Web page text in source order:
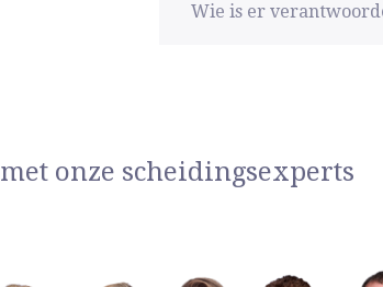
Wie is er
onze scheidingsexperts